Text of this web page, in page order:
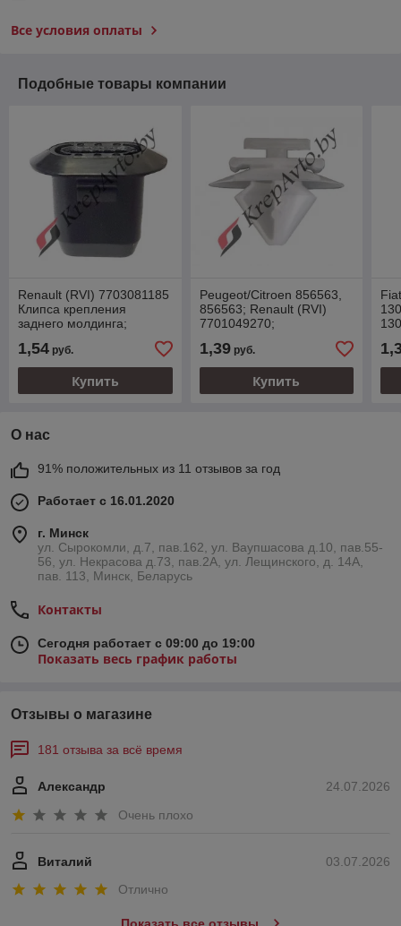
Все условия оплаты
Подобные товары компании
Renault (RVI) 7703081185
Клипса крепления
заднего молдинга;
Peugeot/Citroen 699796;
Iveco 500389689;
1,54 руб.
Купить
Peugeot/Citroen 856563,
856563; Renault (RVI)
7701049270;
Fiat/Alfa/Lancia 71737918,
71719954, 0071737918
1,39руб.
Купить
О нас
91% положительных из 11 отзывов за год
Работает с 16.01.2020
г. Минск
ул. Сырокомли, д.7, пав.162, ул. Ваупшасова д.10, пав.55-
56, ул. Некрасова д.73, пав.2А, ул. Лещинского, д. 14А,
пав. 113, Минск, Беларусь
Контакты
Сегодня работает с 09:00 до 19:00
Показать весь график работы
Отзывы о магазине
181 отзыва за всё время
24.07.2026
Александр
Очень плохо
03.07.2026
Виталий
Отлично